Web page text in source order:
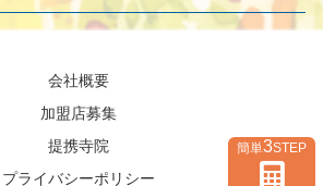
簡単3STEP
会社概要
加盟店募集
提携寺院
プライバシーポリシー